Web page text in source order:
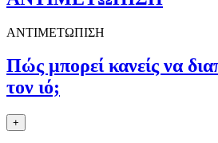
ΑΝΤΙΜΕΤΩΠΙΣΗ
Πώς μπoρεί κανείς να
τoν ιό;
+